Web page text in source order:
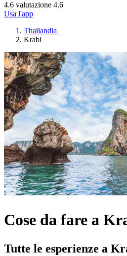
4.6 valutazione 4.6
Usa l'app
Thailandia
Krabi
Cose da fare a
Tutte le esperienze a